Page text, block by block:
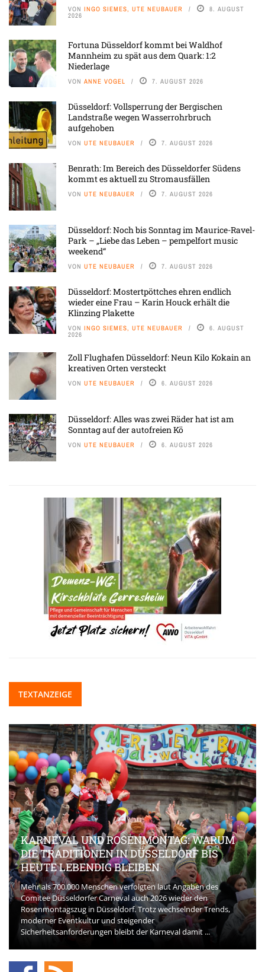
VON INGO SIEMES, UTE NEUBAUER 8. AUGUST
2026
Fortuna Düsseldorf kommt bei Waldhof
Mannheim zu spät aus dem Quark: 1:2
Niederlage
VON ANNE VOGEL 7. AUGUST 2026
Düsseldorf: Vollsperrung der Bergischen
Landstraße wegen Wasserrohrbruch
aufgehoben
VON UTE NEUBAUER 7. AUGUST 2026
Benrath: Im Bereich des Düsseldorfer Südens
kommt es aktuell zu Stromausfällen
VON UTE NEUBAUER 7. AUGUST 2026
Düsseldorf: Noch bis Sonntag im Maurice-Ravel-
Park – „Liebe das Leben – pempelfort music
weekend“
VON UTE NEUBAUER 7. AUGUST 2026
Düsseldorf: Mostertpöttches ehren endlich
wieder eine Frau – Karin Houck erhält die
Klinzing Plakette
VON INGO SIEMES, UTE NEUBAUER 6. AUGUST
2026
Zoll Flughafen Düsseldorf: Neun Kilo Kokain an
kreativen Orten versteckt
VON UTE NEUBAUER 6. AUGUST 2026
Düsseldorf: Alles was zwei Räder hat ist am
Sonntag auf der autofreien Kö
VON UTE NEUBAUER 6. AUGUST 2026
TEXTANZEIGE
KARNEVAL UND ROSENMONTAG: WARUM
DIE TRADITIONEN IN DÜSSELDORF BIS
HEUTE LEBENDIG BLEIBEN
Mehr als 700.000 Menschen verfolgten laut Angaben des
Comitee Düsseldorfer Carneval auch 2026 wieder den
Rosenmontagszug in Düsseldorf. Trotz wechselnder Trends,
moderner Eventkultur und steigender
Sicherheitsanforderungen bleibt der Karneval damit ...